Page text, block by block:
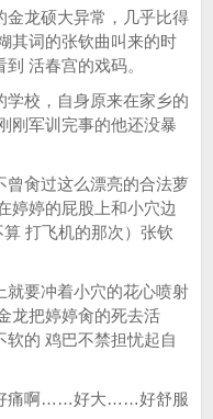
龙硕大异常，几乎比得
其词的张钦曲叫来的时
活春宫的戏码。
校，自身原来在家乡的
刚军训完事的他还没暴
肏过这么漂亮的合法萝
婷婷的屁股上和小穴边
打飞机的那次）张钦
要冲着小穴的花心喷射
龙把婷婷肏的死去活
的 鸡巴不禁担忧起自
啊……好大……好舒服